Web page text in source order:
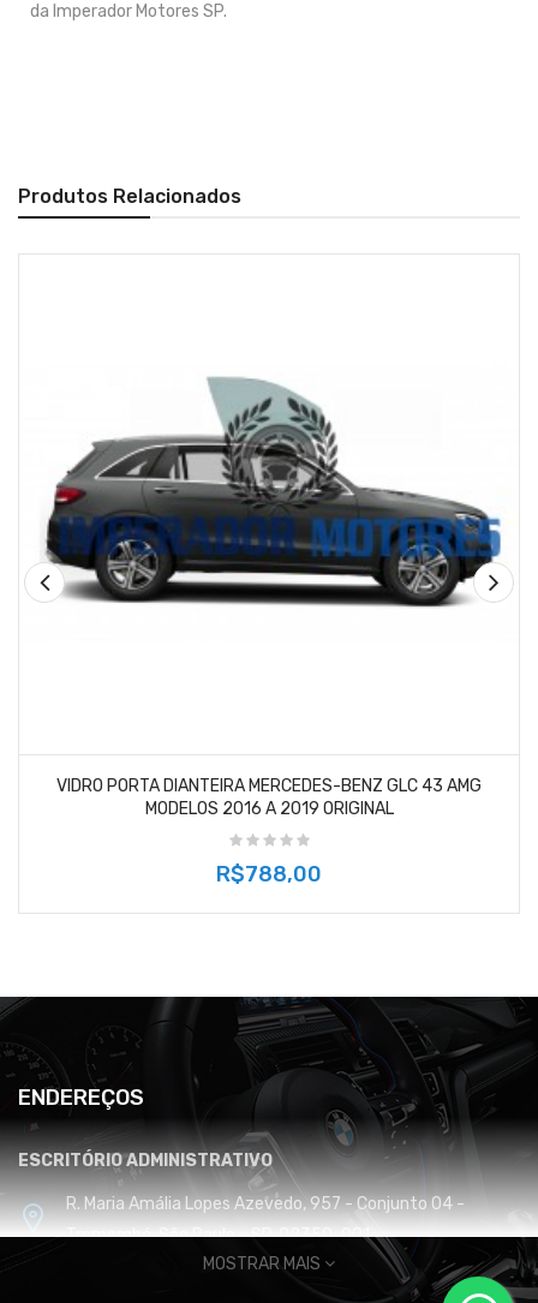
da Imperador Motores SP.
Produtos Relacionados
VIDRO PORTA DIANTEIRA MERCEDES-BENZ GLC 43 AMG
MODELOS 2016 A 2019 ORIGINAL
R$788,00
ENDEREÇOS
ESCRITÓRIO ADMINISTRATIVO
R. Maria Amália Lopes Azevedo, 957 - Conjunto 04 -
Tremembé, São Paulo - SP, 02350-001
CENTRO DE DISTRIBUIÇÃO E LOGÍSTICA
MOSTRAR MAIS